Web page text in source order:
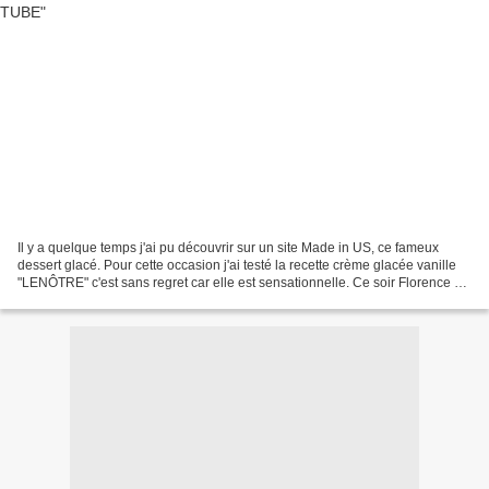
Il y a quelque temps j'ai pu découvrir sur un site Made in US, ce fameux
dessert glacé. Pour cette occasion j'ai testé la recette crème glacée vanille
"LENÔTRE" c'est sans regret car elle est sensationnelle. Ce soir Florence &